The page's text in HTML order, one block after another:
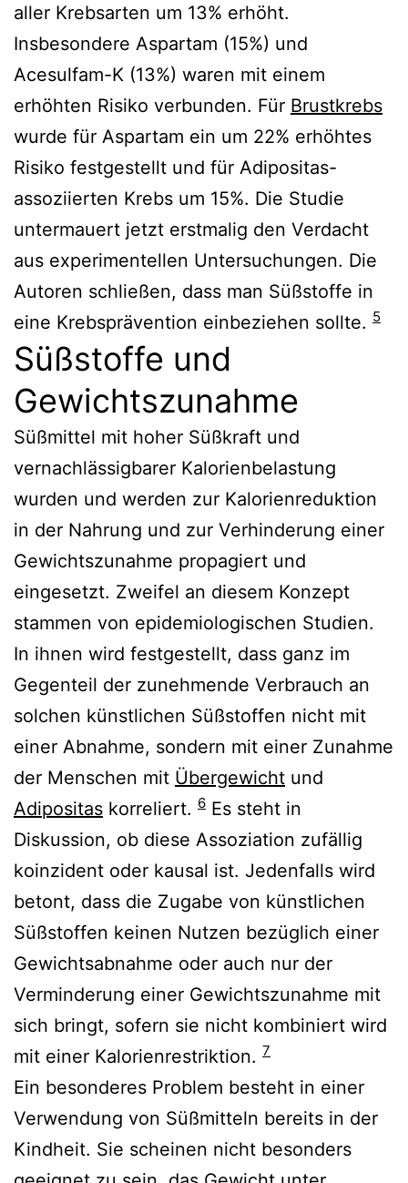
aller Krebsarten um 13% erhöht.
Insbesondere Aspartam (15%) und
Acesulfam-K (13%) waren mit einem
erhöhten Risiko verbunden. Für Brustkrebs
wurde für Aspartam ein um 22% erhöhtes
Risiko festgestellt und für Adipositas-
assoziierten Krebs um 15%. Die Studie
untermauert jetzt erstmalig den Verdacht
aus experimentellen Untersuchungen. Die
Autoren schließen, dass man Süßstoffe in
eine Krebsprävention einbeziehen sollte. 5
Süßstoffe und
Gewichtszunahme
Süßmittel mit hoher Süßkraft und
vernachlässigbarer Kalorienbelastung
wurden und werden zur Kalorienreduktion
in der Nahrung und zur Verhinderung einer
Gewichtszunahme propagiert und
eingesetzt. Zweifel an diesem Konzept
stammen von epidemiologischen Studien.
In ihnen wird festgestellt, dass ganz im
Gegenteil der zunehmende Verbrauch an
solchen künstlichen Süßstoffen nicht mit
einer Abnahme, sondern mit einer Zunahme
der Menschen mit Übergewicht und
Adipositas korreliert. 6 Es steht in
Diskussion, ob diese Assoziation zufällig
koinzident oder kausal ist. Jedenfalls wird
betont, dass die Zugabe von künstlichen
Süßstoffen keinen Nutzen bezüglich einer
Gewichtsabnahme oder auch nur der
Verminderung einer Gewichtszunahme mit
sich bringt, sofern sie nicht kombiniert wird
mit einer Kalorienrestriktion. 7
Ein besonderes Problem besteht in einer
Verwendung von Süßmitteln bereits in der
Kindheit. Sie scheinen nicht besonders